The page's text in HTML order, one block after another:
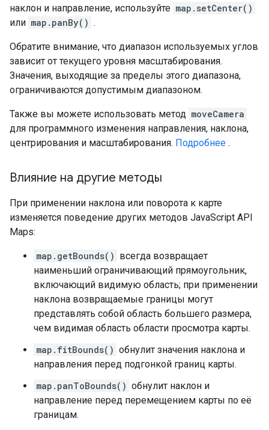
наклон и направление, используйте map.setCenter()
или map.panBy() .
Обратите внимание, что диапазон используемых углов
зависит от текущего уровня масштабирования.
Значения, выходящие за пределы этого диапазона,
ограничиваются допустимым диапазоном.
Также вы можете использовать метод moveCamera
для программного изменения направления, наклона,
центрирования и масштабирования. Подробнее .
Влияние на другие методы
При применении наклона или поворота к карте
изменяется поведение других методов JavaScript API
Maps:
map.getBounds() всегда возвращает
наименьший ограничивающий прямоугольник,
включающий видимую область; при применении
наклона возвращаемые границы могут
представлять собой область большего размера,
чем видимая область области просмотра карты.
map.fitBounds() обнулит значения наклона и
направления перед подгонкой границ карты.
map.panToBounds() обнулит наклон и
направление перед перемещением карты по её
границам.